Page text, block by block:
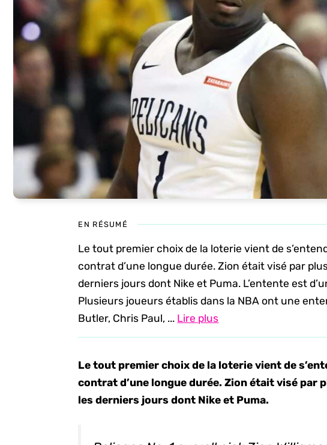
EN RÉSUMÉ
Le tout premier choix de la loterie vient de
contrat d’une longue durée. Zion était visé par
derniers jours dont Nike et Puma. L’entente est
Plusieurs joueurs établis dans la NBA ont une
Butler, Chris Paul, ... Lire plus
Le tout premier choix de la loterie vient de
contrat d’une longue durée. Zion était visé par
les derniers jours dont Nike et Puma.